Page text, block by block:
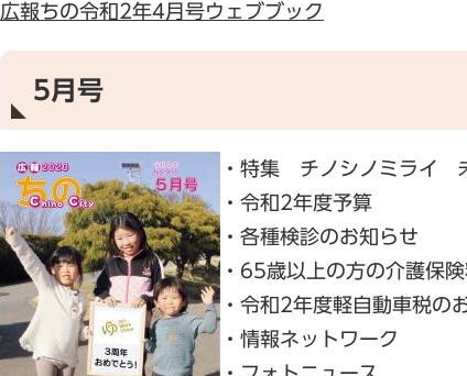
広報ちの令和2年4月号ウェブブック
5月号
・特集 チノシノミライ
・令和2年度予算
・各種検診のお知らせ
・65歳以上の方の介護保
・令和2年度軽自動車税の
・情報ネットワーク